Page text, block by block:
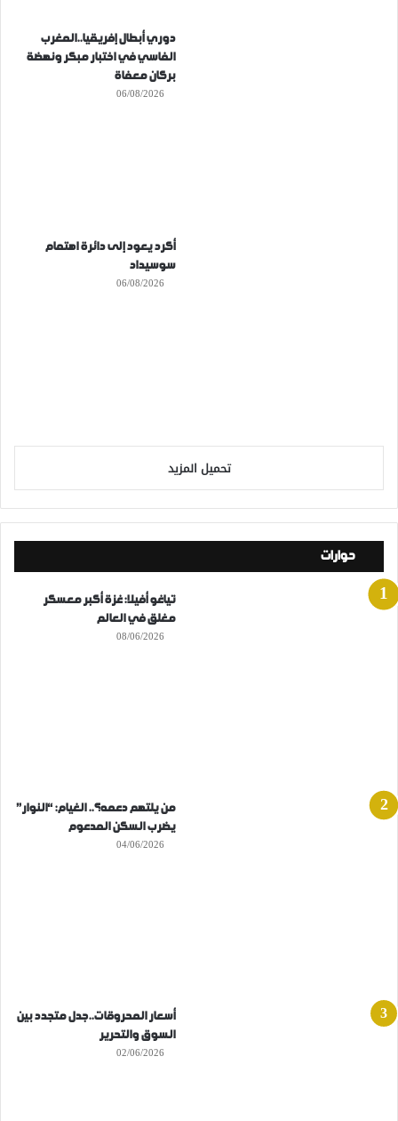
دوري أبطال إفريقيا..المغرب
الفاسي في اختبار مبكر ونهضة
بركان معفاة
06/08/2026
أكرد يعود إلى دائرة اهتمام
سوسيداد
06/08/2026
تحميل المزيد
حوارات
تياغو أفيلا: غزة أكبر معسكر
مغلق في العالم
08/06/2026
من يلتهم دعمه؟.. الغيام: “النوار”
يضرب السكن المدعوم
04/06/2026
أسعار المحروقات..جدل متجدد بين
السوق والتحرير
02/06/2026